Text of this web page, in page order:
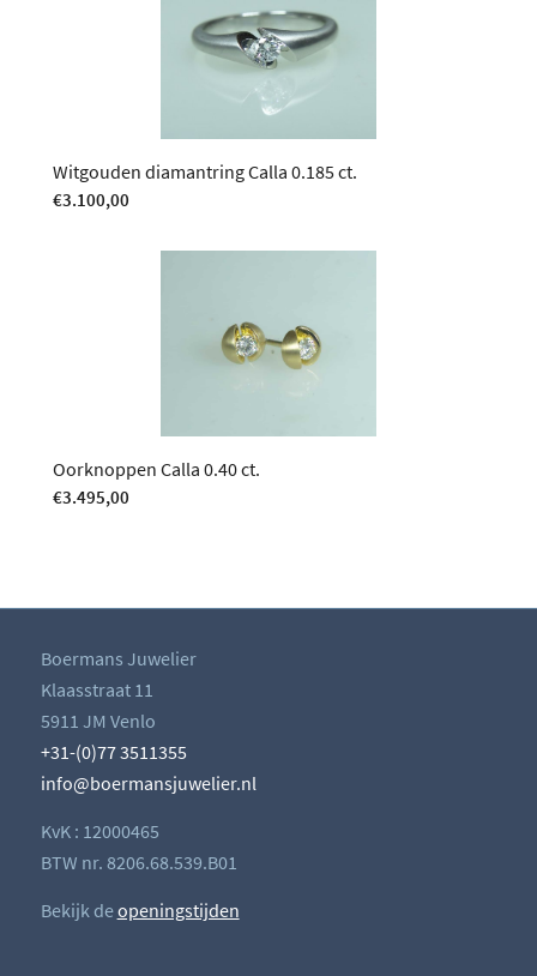
Witgouden diamantring Calla 0.185 ct.
€3.100,00
Oorknoppen Calla 0.40 ct.
€3.495,00
Boermans Juwelier
Klaasstraat 11
5911 JM Venlo
+31-(0)77 3511355
info@boermansjuwelier.nl
KvK : 12000465
BTW nr. 8206.68.539.B01
Bekijk deopeningstijden